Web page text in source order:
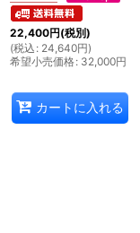
22,400円(税別)
(税込 : 24,640円)
希望小売価格: 32,000円
カートに入れる